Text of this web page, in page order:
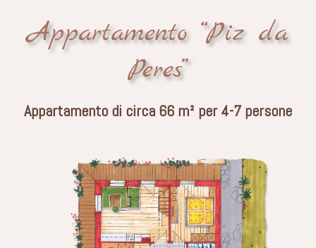
Appartamento “Piz da
Peres”
Appartamento di circa 66 m² per 4-7 persone